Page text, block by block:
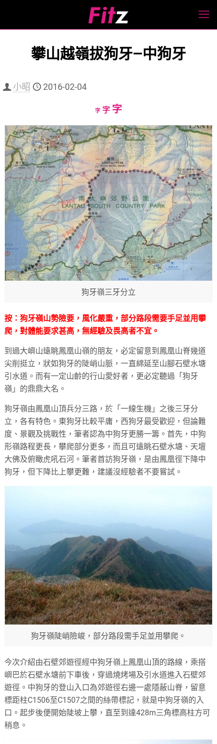
攀山越嶺拔狗牙—中狗牙
小昭 2016-02-04
字Decrease
size.
字Reset
size.
字Increase
size.
狗牙嶺三牙分立
按：狗牙嶺山勢險要，風化嚴重，部分路段需要手足並用攀
爬，對體能要求甚高，無經驗及畏高者不宜。
到過大嶼山遠眺鳳凰山嶺的朋友，必定留意到鳳凰山脊幾道
尖削挺立，狀如狗牙的陡峭山脈，一直綿延至山腳石壁水塘
引水道。而有一定山齡的行山愛好者，更必定聽過「狗牙
嶺」的鼎鼎大名。
狗牙嶺由鳳凰山頂兵分三路，於「一線生機」之後三牙分
立，各有特色。東狗牙比較平庸，西狗牙最受歡迎，但論難
度、景觀及挑戰性，筆者認為中狗牙更勝一籌。首先，中狗
形嶺路程更長，攀爬部分更多，而且可遠眺石壁水塘、天壇
大佛及俯瞰虎吼石河。筆者首訪狗牙嶺，是由鳳凰徑下降中
狗牙，但下降比上攀更難，建議沒經驗者不要嘗試。
狗牙嶺陡峭險峻，部分路段需手足並用攀爬。
今次介紹由石壁郊遊徑經中狗牙嶺上鳳凰山頂的路線，乘搭
嶼巴於石壁水塘前下車後，穿過燒烤場及引水道進入石壁郊
遊徑。中狗牙的登山入口為郊遊徑右邊一處隱蔽山脊，留意
標距柱C1506至C1507之間的絲帶標記，就是中狗牙嶺的入
口。起步後便開始陡坡上攀，直至到達428m三角標高柱方可
稍息。